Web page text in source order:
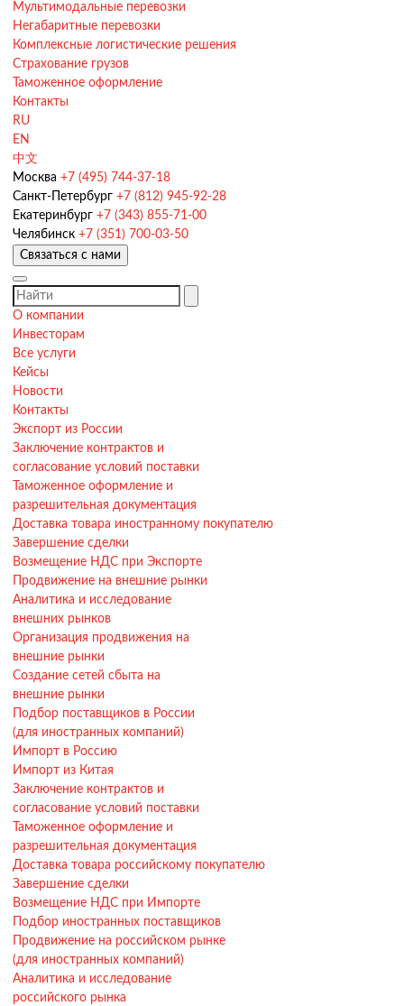
Мультимодальные перевозки
Негабаритные перевозки
Комплексные логистические решения
Страхование грузов
Таможенное оформление
Контакты
RU
EN
中文
Москва +7 (495) 744-37-18
Санкт-Петербург +7 (812) 945-92-28
Екатеринбург +7 (343) 855-71-00
Челябинск +7 (351) 700-03-50
Связаться с нами
О компании
Инвесторам
Все услуги
Кейсы
Новости
Контакты
Экспорт из России
Заключение контрактов и
согласование условий поставки
Таможенное оформление и
разрешительная документация
Доставка товара иностранному покупателю
Завершение сделки
Возмещение НДС при Экспорте
Продвижение на внешние рынки
Аналитика и исследование
внешних рынков
Организация продвижения на
внешние рынки
Создание сетей сбыта на
внешние рынки
Подбор поставщиков в России
(для иностранных компаний)
Импорт в Россию
Импорт из Китая
Заключение контрактов и
согласование условий поставки
Таможенное оформление и
разрешительная документация
Доставка товара российскому покупателю
Завершение сделки
Возмещение НДС при Импорте
Подбор иностранных поставщиков
Продвижение на российском рынке
(для иностранных компаний)
Аналитика и исследование
российского рынка